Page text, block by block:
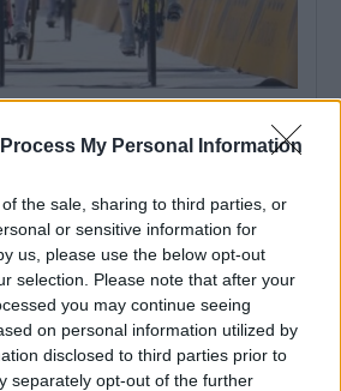
My Personal Information
the sale, sharing to third parties, or
or sensitive information for
us, please use the below opt-out
selection. Please note that after your
you may continue seeing
on personal information utilized by
disclosed to third parties prior to
separately opt-out of the further
Mesa (Anicolor/Capicarn) venceu hoje a